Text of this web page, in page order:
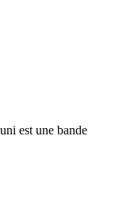
est une bande